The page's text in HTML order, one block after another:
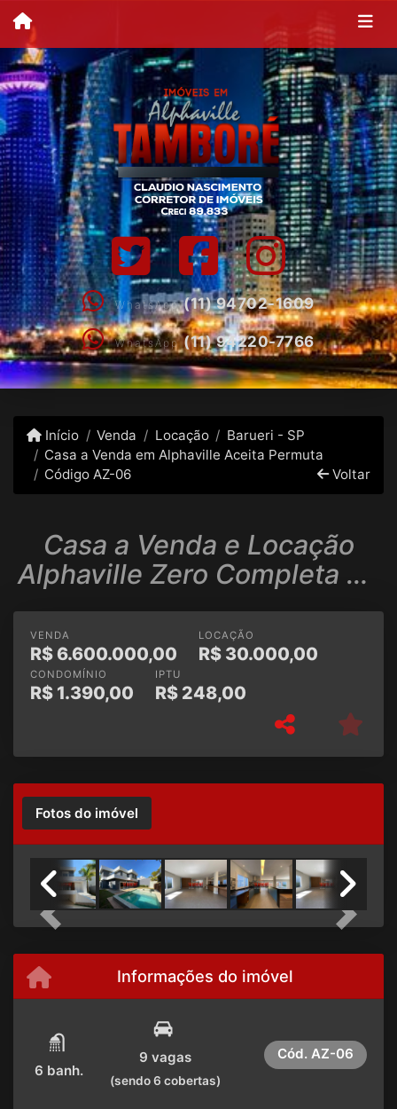
WhatsApp(11) 94702-1609
WhatsApp (11) 94220-7766
Início Venda Locação
Barueri - SP
Casa a Venda em Alphaville Aceita Permuta
Código AZ-06
Voltar
Casa a Venda e Locação
Alphaville Zero Completa de
armários anuncio 2023
VENDA
R$ 6.600.000,00
LOCAÇÃO
R$ 30.000,00
CONDOMÍNIO
R$ 1.390,00
IPTU
R$ 248,00
Fotos do imóvel
Previous Next
Informações do imóvel
6 banh.
9 vagas
(sendo 6 cobertas)
Cód. AZ-06